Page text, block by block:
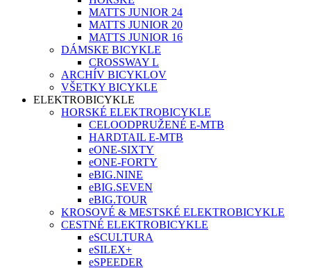
MATTS JUNIOR 24
MATTS JUNIOR 20
MATTS JUNIOR 16
DÁMSKE BICYKLE
CROSSWAY L
ARCHÍV BICYKLOV
VŠETKY BICYKLE
ELEKTROBICYKLE
HORSKÉ ELEKTROBICYKLE
CELOODPRUŽENÉ E-MTB
HARDTAIL E-MTB
eONE-SIXTY
eONE-FORTY
eBIG.NINE
eBIG.SEVEN
eBIG.TOUR
KROSOVÉ & MESTSKÉ ELEKTROBICYKLE
CESTNÉ ELEKTROBICYKLE
eSCULTURA
eSILEX+
eSPEEDER